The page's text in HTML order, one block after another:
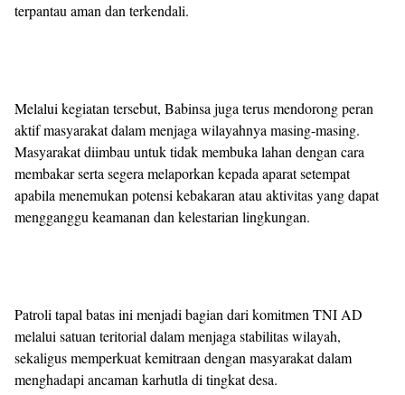
terpantau aman dan terkendali.
Melalui kegiatan tersebut, Babinsa juga terus mendorong peran
aktif masyarakat dalam menjaga wilayahnya masing-masing.
Masyarakat diimbau untuk tidak membuka lahan dengan cara
membakar serta segera melaporkan kepada aparat setempat
apabila menemukan potensi kebakaran atau aktivitas yang dapat
mengganggu keamanan dan kelestarian lingkungan.
Patroli tapal batas ini menjadi bagian dari komitmen TNI AD
melalui satuan teritorial dalam menjaga stabilitas wilayah,
sekaligus memperkuat kemitraan dengan masyarakat dalam
menghadapi ancaman karhutla di tingkat desa.